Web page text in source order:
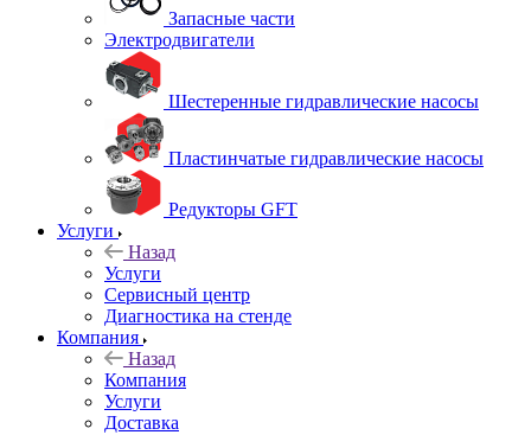
Запасные части
Электродвигатели
Шестеренные гидравлические насосы
Пластинчатые гидравлические насосы
Редукторы GFT
Услуги
Назад
Услуги
Сервисный центр
Диагностика на стенде
Компания
Назад
Компания
Услуги
Доставка